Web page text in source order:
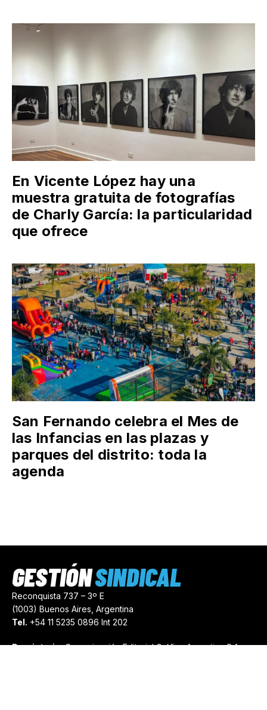
En Vicente López hay una
muestra gratuita de fotografías
de Charly García: la particularidad
que ofrece
San Fernando celebra el Mes de
las Infancias en las plazas y
parques del distrito: toda la
agenda
Reconquista 737 – 3º E
(1003) Buenos Aires, Argentina
Tel. +54 11 5235 0896 Int 202
Propietario:Comunicación Editorial Gráfica Argentina S.A.
GESTIÓNSINDICAL